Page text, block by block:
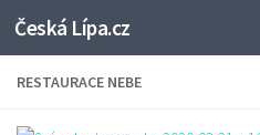
Skip to content
Česká Lípa.cz
RESTAURACE NEBE